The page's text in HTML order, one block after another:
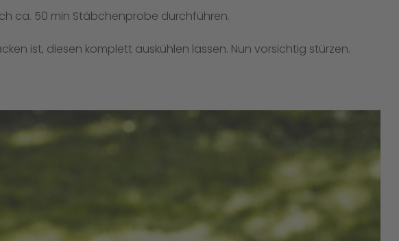
ca. 50 min Stäbchenprobe durchführen.
ist, diesen komplett auskühlen lassen. Nun vorsichtig stürzen.